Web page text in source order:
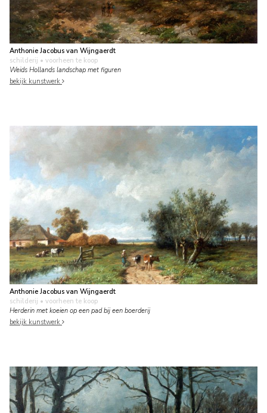
Anthonie Jacobus van Wijngaerdt
schilderij • voorheen te koop
Weids Hollands landschap met figuren
bekijk kunstwerk
Anthonie Jacobus van Wijngaerdt
schilderij • voorheen te koop
Herderin met koeien op een pad bij een boerderij
bekijk kunstwerk